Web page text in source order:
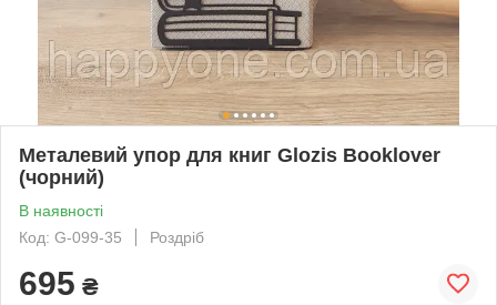
Металевий упор для книг Glozis Booklover
(чорний)
В наявності
Код: G-099-35
Роздріб
695 ₴